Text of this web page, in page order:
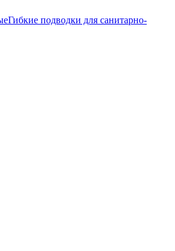
Гибкие подводки для санитарно-